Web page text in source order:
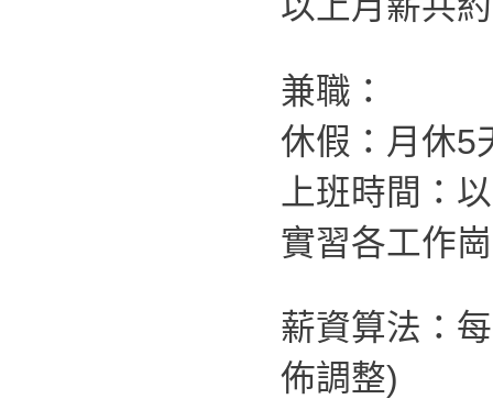
兼職：
休假：月休5
上班時間：
實習各工作
薪資算法：
佈調整)